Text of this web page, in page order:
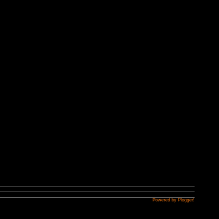
Powered by Plogger!